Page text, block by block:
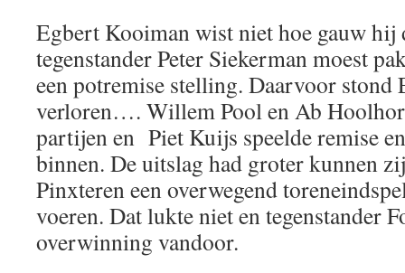
Egbert Kooiman wist niet hoe gauw hij
tegenstander Peter Siekerman moest
een potremise stelling. Daarvoor stond
verloren…. Willem Pool en Ab
partijen en Piet Kuijs speelde remise
binnen. De uitslag had groter kunnen
Pinxteren een overwegend
voeren. Dat lukte niet en tegenstander
overwinning vandoor.